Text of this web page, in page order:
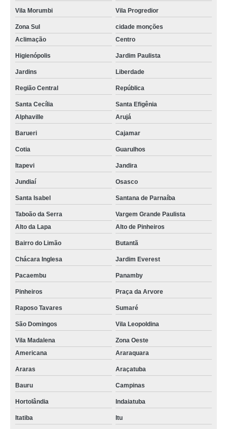
Vila Morumbi Vila Progredior
Zona Sul
cidade monções
Aclimação
Centro
Higienópolis Jardim Paulista
Jardins Liberdade
Região Central República
Santa Cecília
Santa Efigênia
Alphaville
Arujá
Barueri Cajamar
Cotia Guarulhos
Itapevi Jandira
Jundiaí Osasco
Santa Isabel Santana de Parnaíba
Taboão da Serra
Vargem Grande Paulista
Alto da Lapa
Alto de Pinheiros
Bairro do Limão Butantã
Chácara Inglesa Jardim Everest
Pacaembu Panamby
Pinheiros Praça da Arvore
Raposo Tavares Sumaré
São Domingos Vila Leopoldina
Vila Madalena
Zona Oeste
Americana
Araraquara
Araras Araçatuba
Bauru Campinas
Hortolândia Indaiatuba
Itatiba Itu